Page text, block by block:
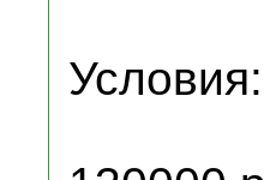
Условия: